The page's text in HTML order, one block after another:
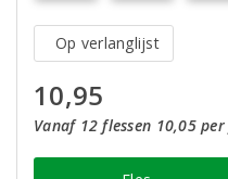
Op verlanglijst
10,95
Vanaf 12 flessen 10,05